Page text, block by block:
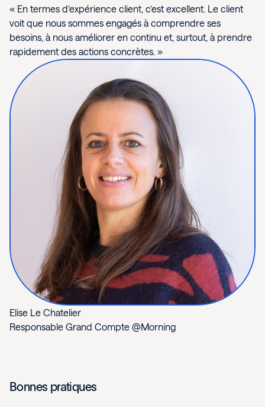
« En termes d’expérience client, c’est excellent. Le client
voit que nous sommes engagés à comprendre ses
besoins, à nous améliorer en continu et, surtout, à prendre
rapidement des actions concrètes. »
Elise Le Chatelier
Responsable Grand Compte @Morning
Bonnes pratiques